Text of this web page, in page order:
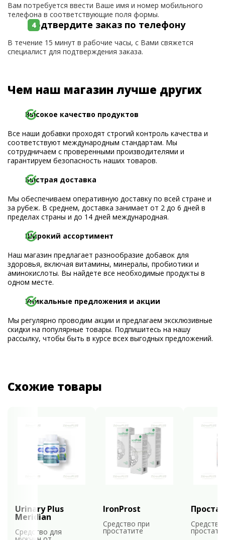
Вам потребуется ввести Ваше имя и номер мобильного
телефона в соответствующие поля формы.
Подтвердите заказ по телефону
В течение 15 минут в рабочие часы, с Вами свяжется
специалист для подтверждения заказа.
Чем наш магазин лучше других
Высокое качество продуктов
Все наши добавки проходят строгий контроль качества и
соответствуют международным стандартам. Мы
сотрудничаем с проверенными производителями и
гарантируем безопасность наших товаров.
Быстрая доставка
Мы обеспечиваем оперативную доставку по всей стране и
за рубеж. В среднем, доставка занимает от 2 до 6 дней в
пределах страны и до 14 дней международная.
Широкий ассортимент
Наш магазин предлагает разнообразие добавок для
здоровья, включая витамины, минералы, пробиотики и
аминокислоты. Вы найдете все необходимые продукты в
одном месте.
Уникальные предложения и акции
Мы регулярно проводим акции и предлагаем эксклюзивные
скидки на популярные товары. Подпишитесь на нашу
рассылку, чтобы быть в курсе всех выгодных предложений.
Схожие товары
Urinary Plus
Meridian
Средство для
IronProst
Средство при
простатите